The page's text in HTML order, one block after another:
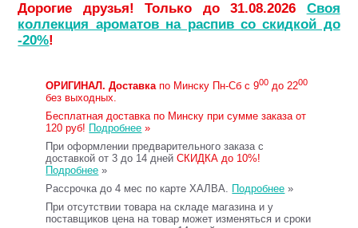
Дорогие друзья! Только до 31.08.2026 Своя
коллекция ароматов на распив со скидкой до
-20%!
ОРИГИНАЛ. Доставкапо Минску Пн-Сб с 900 до 2200
без выходных.
Бесплатная доставка по Минску при сумме заказа от
120 руб! Подробнее »
При оформлении предварительного заказа с
доставкой от 3 до 14 днейСКИДКА до 10%!
Подробнее »
Рассрочка до 4 мес по карте ХАЛВА. Подробнее »
При отсутствии товара на складе магазина и у
поставщиков цена на товар может изменяться и сроки